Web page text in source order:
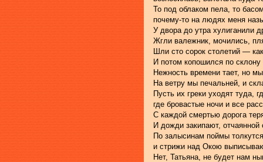
То под облаком пела, то
почему-то на людях меня
У двора до утра хулиганили
Жгли валежник, мочились,
Шли сто сорок столетий —
И потом копошился по склону
Нежность времени тает, но
На ветру мы печальней, и
Пусть их греки уходят туда,
где бровастые ночи и все
С каждой смертью дорога
И дожди закипают,
По залысинам поймы
и стрижи над Окою
Нет, Татьяна, не будет нам